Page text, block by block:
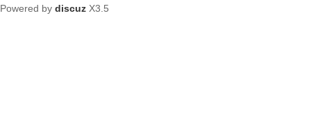
Powered by discuz X3.5